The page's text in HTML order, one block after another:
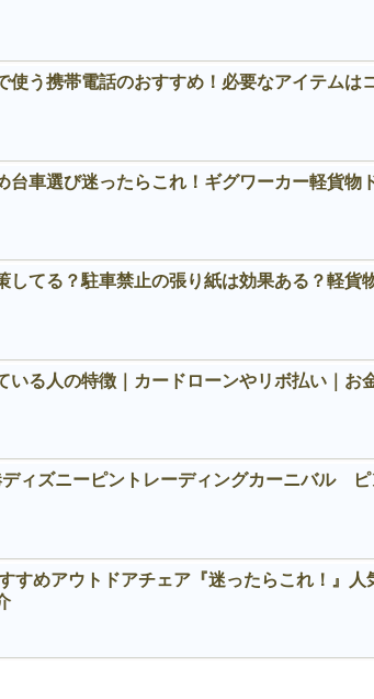
使う携帯電話のおすすめ！必要なアイテムは
台車選び迷ったらこれ！ギグワーカー軽貨物
してる？駐車禁止の張り紙は効果ある？軽貨
いる人の特徴｜カードローンやリボ払い｜お
ィズニーピントレーディングカーニバル ピ
すめアウトドアチェア『迷ったらこれ！』人